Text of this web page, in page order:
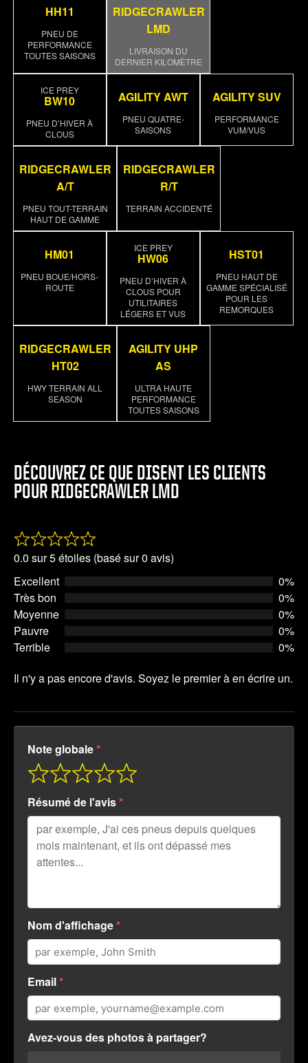
HH11
PNEU DE
PERFORMANCE
TOUTES SAISONS
RIDGECRAWLER
LMD
LIVRAISON DU
DERNIER KILOMÈTRE
ICE PREY
BW10
PNEU D’HIVER À
CLOUS
AGILITY AWT
PNEU QUATRE-
SAISONS
AGILITY SUV
PERFORMANCE
VUM/VUS
RIDGECRAWLER
A/T
PNEU TOUT-TERRAIN
HAUT DE GAMME
RIDGECRAWLER
R/T
TERRAIN ACCIDENTÉ
HM01
PNEU BOUE/HORS-
ROUTE
ICE PREY
HW06
PNEU D’HIVER À
CLOUS POUR
UTILITAIRES
LÉGERS ET VUS
HST01
PNEU HAUT DE
GAMME SPÉCIALISÉ
POUR LES
REMORQUES
RIDGECRAWLER
HT02
HWY TERRAIN ALL
SEASON
AGILITY UHP
AS
ULTRA HAUTE
PERFORMANCE
TOUTES SAISONS
DÉCOUVREZ CE QUE DISENT LES CLIENTS
POUR RIDGECRAWLER LMD
Note globale
Résumé de l'avis
Nom d'affichage
Email
Avez-vous des photos à partager?
Rated
0.0
out
of
5
0.0 sur 5 étoiles (basé sur 0 avis)
Excellent
0%
Très bon
0%
Moyenne
0%
Pauvre
0%
Terrible
0%
Il n'y a pas encore d'avis. Soyez le premier à en écrire un.